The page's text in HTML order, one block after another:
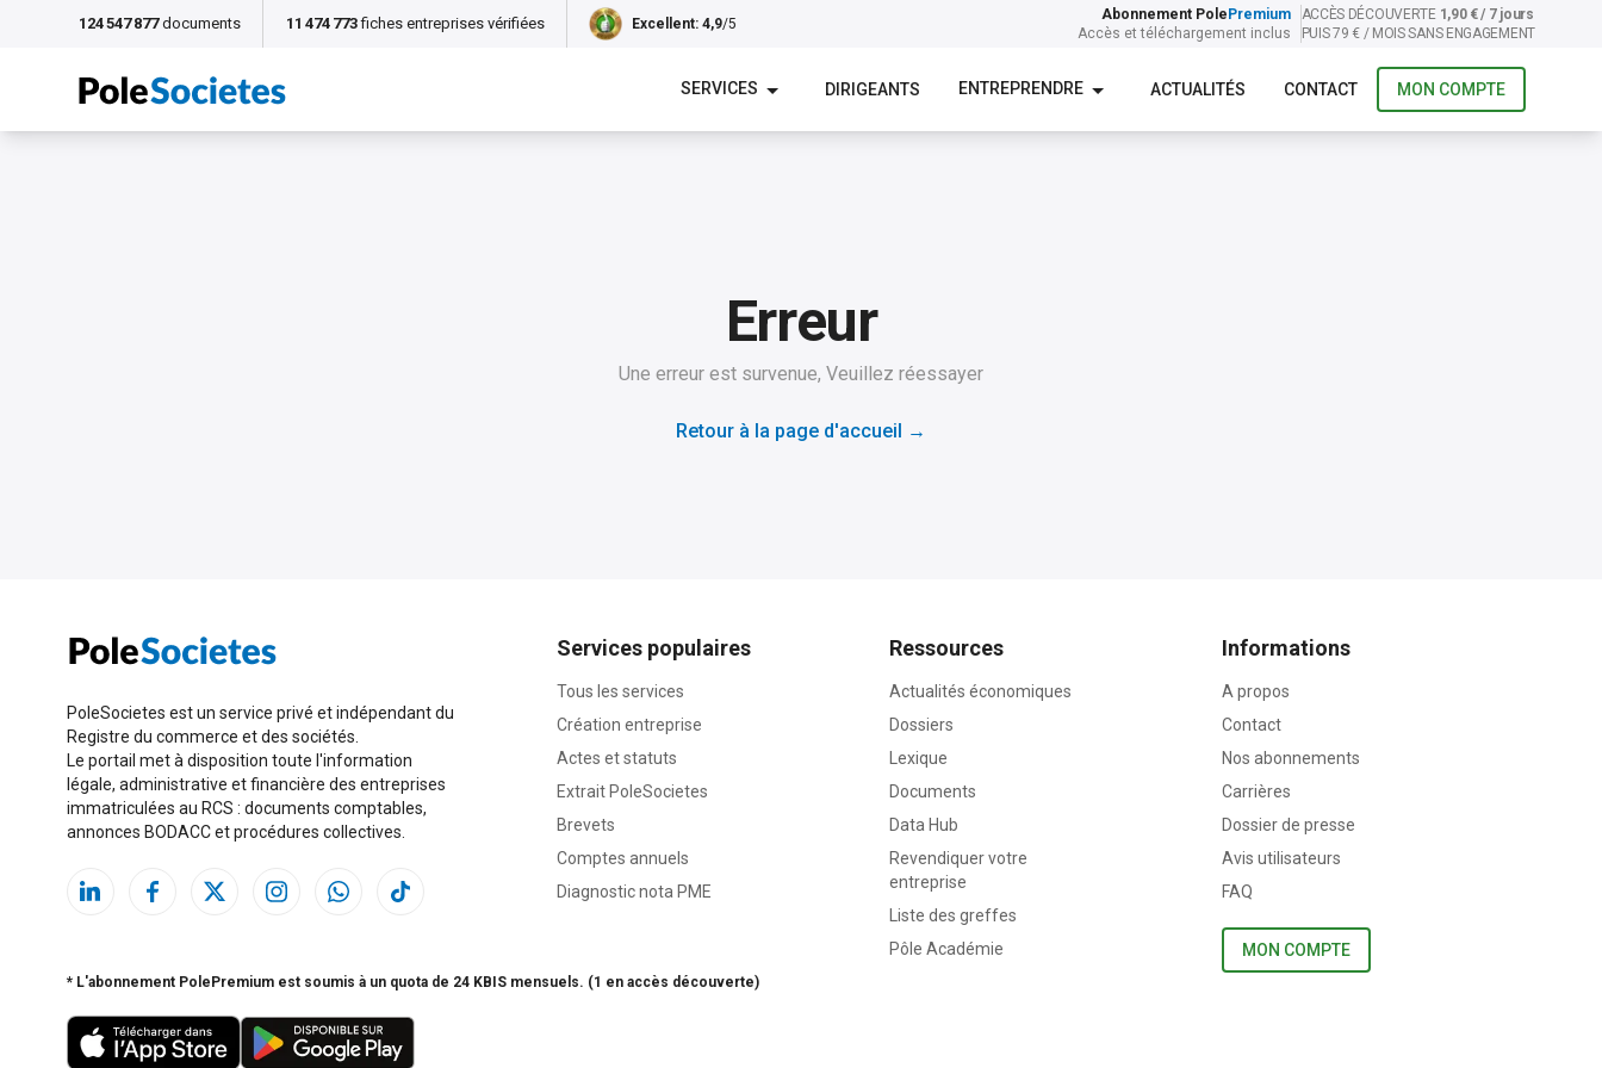
124 547 877 documents 11 474 773 fiches entreprises vérifiées Excellent: 4,9/5
Abonnement Pole Premium
Accès et téléchargement inclus
ACCÈS DÉCOUVERTE 1,90 € / 7 jours
PUIS 79 € / MOIS SANS ENGAGEMENT
SERVICES DIRIGEANTS ENTREPRENDRE ACTUALITÉS CONTACT MON COMPTE
Erreur
Une erreur est survenue, Veuillez réessayer
Retour à la page d'accueil →
PoleSocietes est un service privé et indépendant du
Registre du commerce et des sociétés.
Le portail met à disposition toute l'information
légale, administrative et financière des entreprises
immatriculées au RCS : documents comptables,
annonces BODACC et procédures collectives.
Services populaires
Tous les services
Création entreprise
Actes et statuts
Extrait PoleSocietes
Brevets
Comptes annuels
Diagnostic nota PME
Ressources
Actualités économiques
Dossiers
Lexique
Documents
Data Hub
Revendiquer votre
entreprise
Liste des greffes
Pôle Académie
Informations
A propos
Contact
Nos abonnements
Carrières
Dossier de presse
Avis utilisateurs
FAQ
MON COMPTE
* L'abonnement PolePremium est soumis à un quota de 24 KBIS mensuels. (1 en accès découverte)